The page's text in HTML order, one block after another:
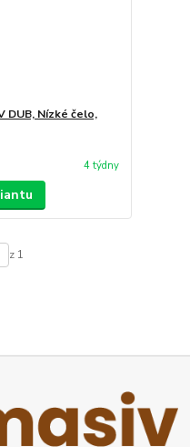
DUB, Nízké čelo,
4 týdny
z 1